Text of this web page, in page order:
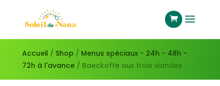
Accueil / Shop / Menus spéciaux - 24h - 48h -
72h à l'avance/ Baeckoffe aux trois viandes